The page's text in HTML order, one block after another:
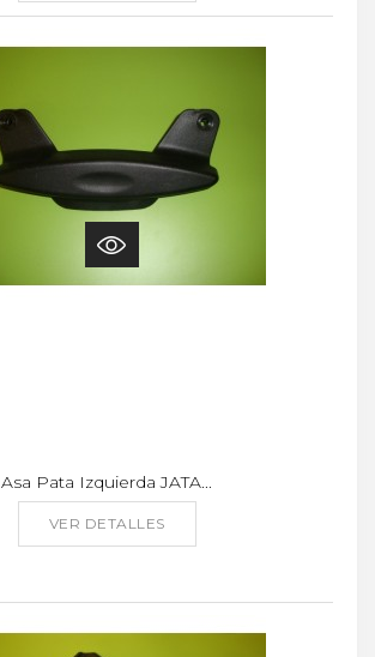
Asa Pata Izquierda JATA...
VER DETALLES